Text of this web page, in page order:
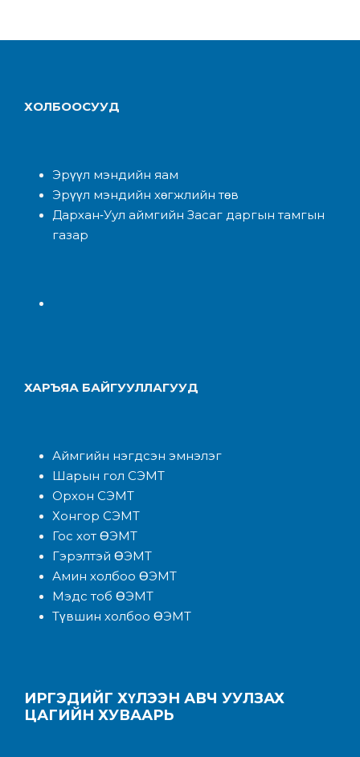
ХОЛБООСУУД
Эрүүл мэндийн яам
Эрүүл мэндийн хөгжлийн төв
Дархан-Уул аймгийн Засаг даргын тамгын
газар
ХАРЪЯА БАЙГУУЛЛАГУУД
Аймгийн нэгдсэн эмнэлэг
Шарын гол СЭМТ
Орхон СЭМТ
Хонгор СЭМТ
Гос хот ӨЭМТ
Гэрэлтэй ӨЭМТ
Амин холбоо ӨЭМТ
Мэдс тоб ӨЭМТ
Түвшин холбоо ӨЭМТ
ИРГЭДИЙГ ХҮЛЭЭН АВЧ УУЛЗАХ
ЦАГИЙН ХУВААРЬ